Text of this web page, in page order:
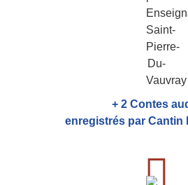
+ 2 Contes
enregistrés par Cantin